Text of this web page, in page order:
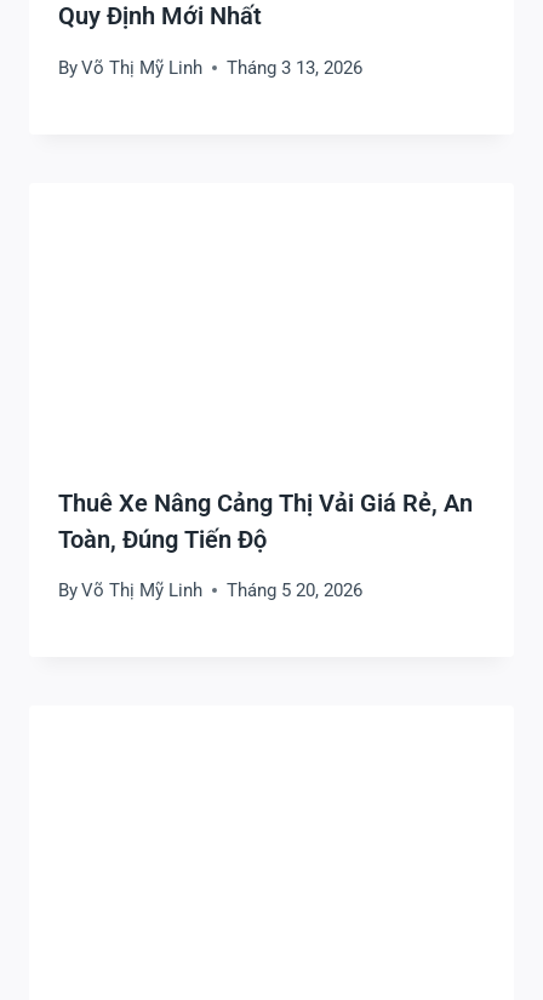
Quy Định Mới Nhất
ByVõ Thị Mỹ Linh Tháng 3 13, 2026
Thuê Xe Nâng Cảng Thị Vải Giá Rẻ, An
Toàn, Đúng Tiến Độ
ByVõ Thị Mỹ Linh Tháng 5 20, 2026